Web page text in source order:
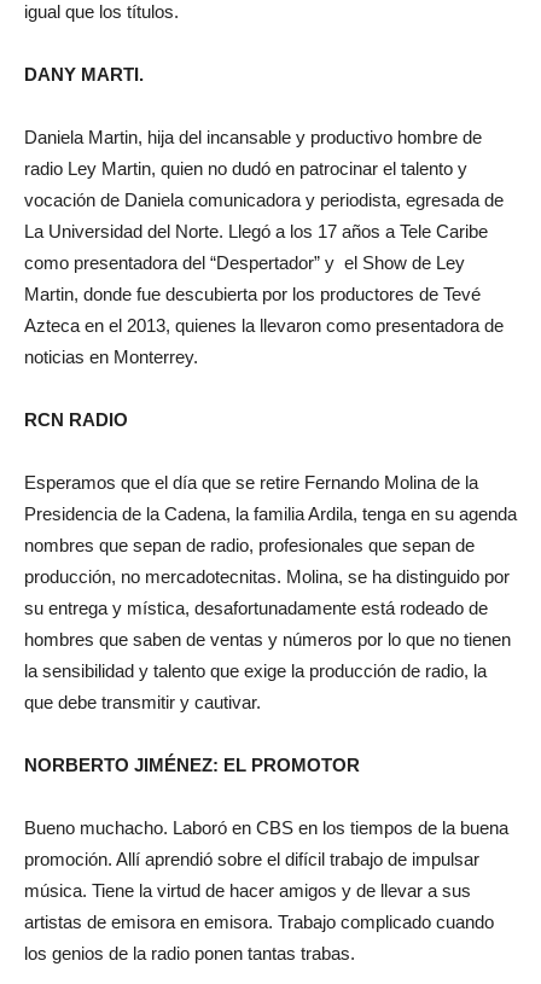
igual que los títulos.
DANY MARTI.
Daniela Martin, hija del incansable y productivo hombre de
radio Ley Martin, quien no dudó en patrocinar el talento y
vocación de Daniela comunicadora y periodista, egresada de
La Universidad del Norte. Llegó a los 17 años a Tele Caribe
como presentadora del “Despertador” y el Show de Ley
Martin, donde fue descubierta por los productores de Tevé
Azteca en el 2013, quienes la llevaron como presentadora de
noticias en Monterrey.
RCN RADIO
Esperamos que el día que se retire Fernando Molina de la
Presidencia de la Cadena, la familia Ardila, tenga en su agenda
nombres que sepan de radio, profesionales que sepan de
producción, no mercadotecnitas. Molina, se ha distinguido por
su entrega y mística, desafortunadamente está rodeado de
hombres que saben de ventas y números por lo que no tienen
la sensibilidad y talento que exige la producción de radio, la
que debe transmitir y cautivar.
NORBERTO JIMÉNEZ: EL PROMOTOR
Bueno muchacho. Laboró en CBS en los tiempos de la buena
promoción. Allí aprendió sobre el difícil trabajo de impulsar
música. Tiene la virtud de hacer amigos y de llevar a sus
artistas de emisora en emisora. Trabajo complicado cuando
los genios de la radio ponen tantas trabas.